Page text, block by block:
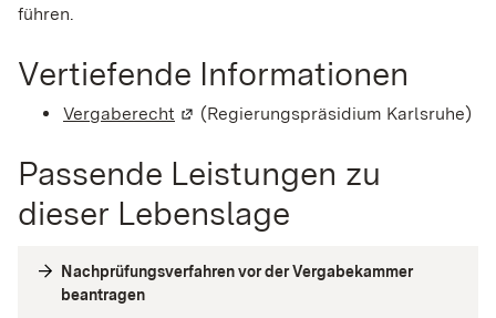
führen.
Vertiefende Informationen
Vergaberecht (Wird in einem neuen Fenster
(Regierungspräsidium Karlsruhe)
Passende Leistungen zu
dieser Lebenslage
Nachprüfungsverfahren vor der Vergabekammer
beantragen